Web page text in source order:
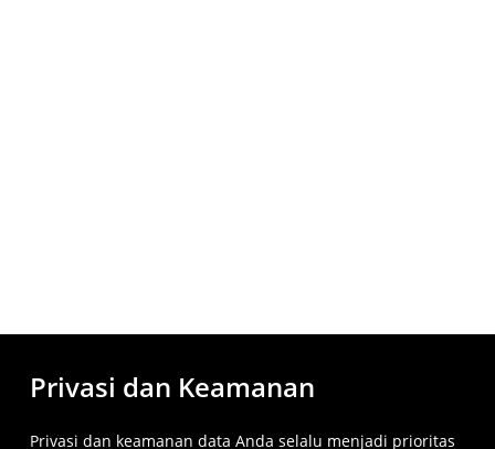
Privasi dan Keamanan
Privasi dan keamanan data Anda selalu menjadi prioritas